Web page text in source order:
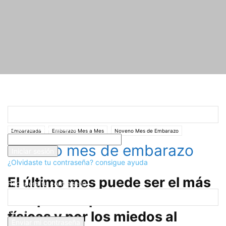
tu nombre de usuario
¿Olvidaste tu contraseña? consigue ayuda
Recupera tu contraseña
tu correo electrónico
Embarazada Embarazo Mes a Mes Noveno Mes de Embarazo
Noveno mes de embarazo
El último mes puede ser el más
físicas y por los miedos al